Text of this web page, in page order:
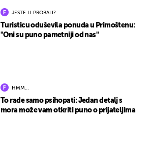
JESTE LI PROBALI?
Turisticu oduševila ponuda u Primoštenu:
"Oni su puno pametniji od nas"
HMM…
To rade samo psihopati: Jedan detalj s
mora može vam otkriti puno o prijateljima